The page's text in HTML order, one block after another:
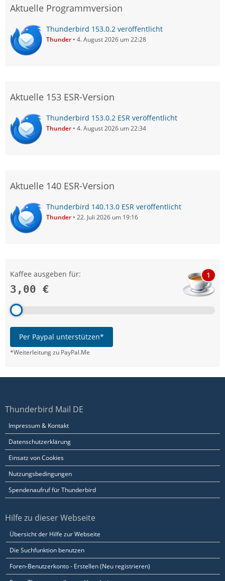
Aktuelle Programmversion
Thunderbird 153.0.2 veröffentlicht
Thunder 4. August 2026 um 22:28
Aktuelle 153 ESR-Version
Thunderbird 153.0.2 ESR veröffentlicht
Thunder 4. August 2026 um 22:34
Aktuelle 140 ESR-Version
Thunderbird 140.13.0 ESR veröffentlicht
Thunder 22. Juli 2026 um 19:16
Kaffee ausgeben für:
3,00 €
1
Per Paypal unterstützen*
*Weiterleitung zu PayPal.Me
Thunderbird Mail DE
Impressum & Kontakt
Datenschutzerklärung
Einsatz von Cookies
Nutzungsbedingungen
Spendenaufruf für Thunderbird
Hilfe zu dieser Webseite
Übersicht der Hilfe zur Webseite
Die Suchfunktion benutzen
Foren-Benutzerkonto - Erstellen (Neu registrieren)